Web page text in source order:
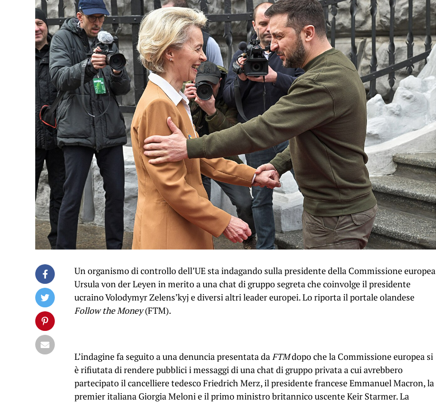
Un organismo di controllo dell’UE sta indagando sulla presidente della Commissione europea
Ursula von der Leyen in merito a una chat di gruppo segreta che coinvolge il presidente
ucraino Volodymyr Zelens’kyj e diversi altri leader europei. Lo riporta il portale olandese
Follow the Money(FTM).
L’indagine fa seguito a una denuncia presentata daFTMdopo che la Commissione europea si
è rifiutata di rendere pubblici i messaggi di una chat di gruppo privata a cui avrebbero
partecipato il cancelliere tedesco Friedrich Merz, il presidente francese Emmanuel Macron, la
premier italiana Giorgia Meloni e il primo ministro britannico uscente Keir Starmer. La